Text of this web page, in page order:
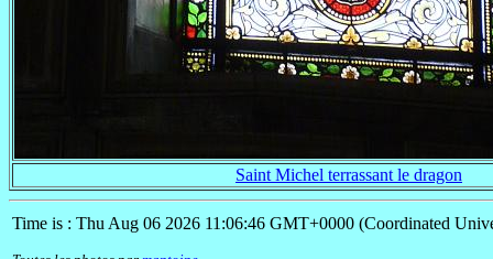
Saint Michel terrassant le dragon
Time is : Thu Aug 06 2026 11:06:46 GMT+0000 (Coordinated